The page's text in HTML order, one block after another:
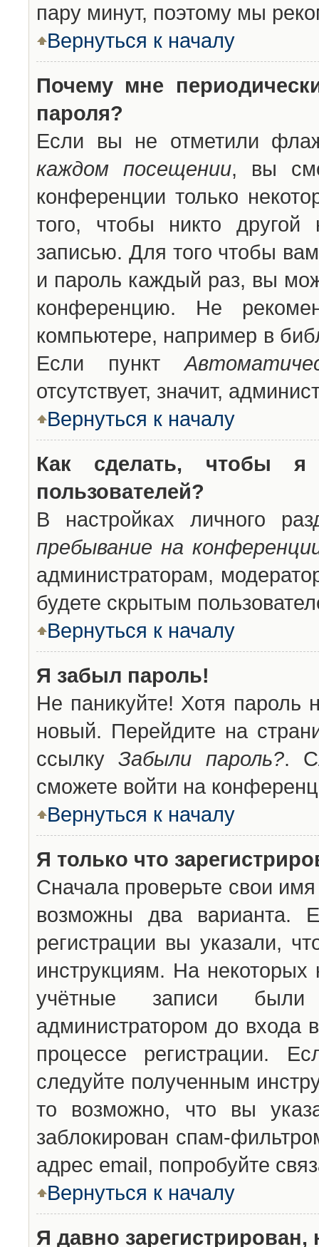
пару минут, поэтому мы
Вернуться к началу
Почему мне
пароля?
Если вы не отметили
каждом посещении, вы
конференции только
того, чтобы никто другой
записью. Для того чтобы
и пароль каждый раз, вы
конференцию. Не
компьютере, например в
Если пункт
отсутствует, значит,
Вернуться к началу
Как сделать, чтобы
пользователей?
В настройках личного
пребывание на
администраторам,
будете скрытым
Вернуться к началу
Я забыл пароль!
Не паникуйте! Хотя пароль
новый. Перейдите на
ссылкуЗабыли пароль?.
сможете войти на
Вернуться к началу
Я только что
Сначала проверьте свои
возможны два варианта.
регистрации вы указали,
инструкциям. На
учётные записи были
администратором до входа
процессе регистрации.
следуйте полученным
то возможно, что вы
заблокирован спам-
адрес email, попробуйте
Вернуться к началу
Я давно